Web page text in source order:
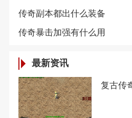
传奇副本都出什么装备
传奇暴击加强有什么用
最新资讯
复古传